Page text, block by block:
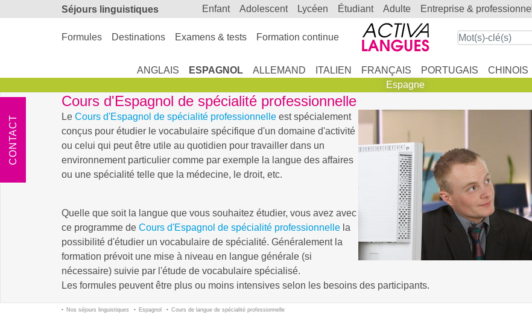
Séjours linguistiques enfant adolescent lycéen étudiant adulte entreprise & professionnel
Formules Destinations Examens & tests Formation continue
ANGLAIS ESPAGNOL ALLEMAND ITALIEN FRANÇAIS PORTUGAIS CHINOIS
Espagne
Cours d'Espagnol de spécialité professionnelle
Le Cours d'Espagnol de spécialité professionnelle est spécialement
conçus pour étudier le vocabulaire spécifique d'un domaine d'activité
ou celui qui peut être utile au quotidien pour travailler dans un
environnement particulier comme par exemple la langue des affaires
ou une spécialité telle que la médecine, le droit, etc.
Quelle que soit la langue que vous souhaitez étudier, vous avez avec
ce programme de Cours d'Espagnol de spécialité professionnelle la
possibilité d'étudier un vocabulaire de spécialité. Généralement la
formation prévoit une mise à niveau en langue générale (si
nécessaire) suivie par l'étude de vocabulaire spécialisé.
Les formules peuvent être plus ou moins intensives selon les besoins des participants.
Nos séjours linguistiques Espagnol Cours de langue de spécialité professionnelle
CONTACT